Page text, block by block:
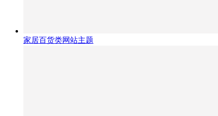
家居百货类网站主题